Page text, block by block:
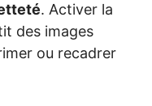
. Activer la
des images
ou recadrer